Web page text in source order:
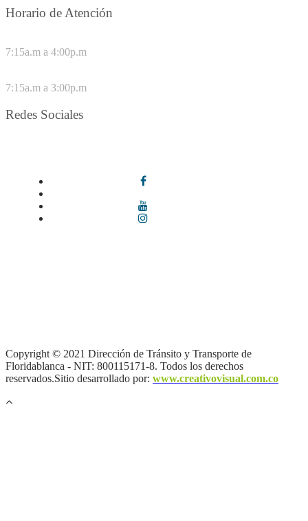
Horario de Atención
7:15a.m a 4:00p.m
7:15a.m a 3:00p.m
Redes Sociales
Copyright © 2021 Dirección de Tránsito y Transporte de
Floridablanca - NIT: 800115171-8. Todos los derechos
reservados.Sitio desarrollado por: www.creativovisual.com.co